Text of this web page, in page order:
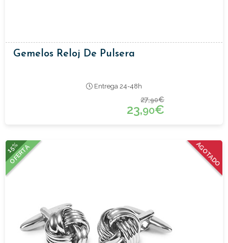
Gemelos Reloj De Pulsera
Entrega 24-48h
27,90€
23,90€
AGOTADO
15%
OFERTA